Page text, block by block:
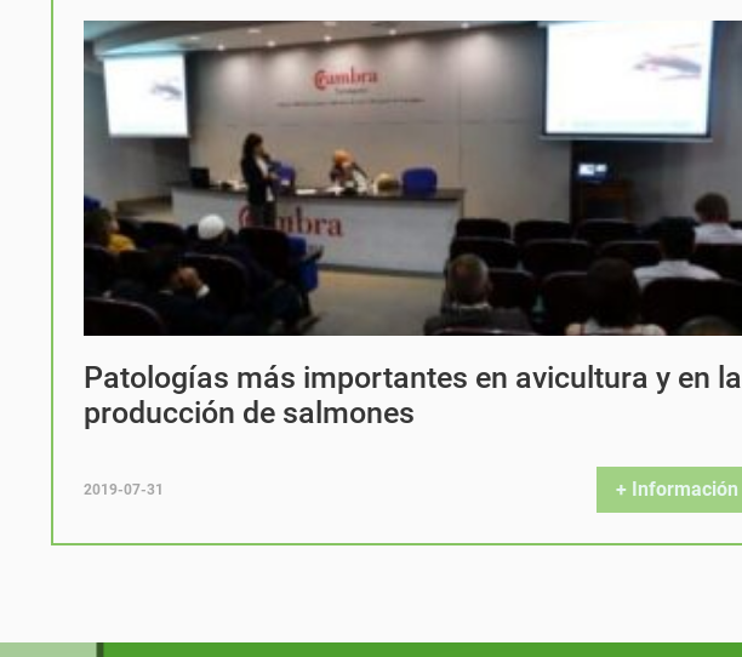
Patologías más importantes en avicultura y en la
producción de salmones
2019-07-31 + Información